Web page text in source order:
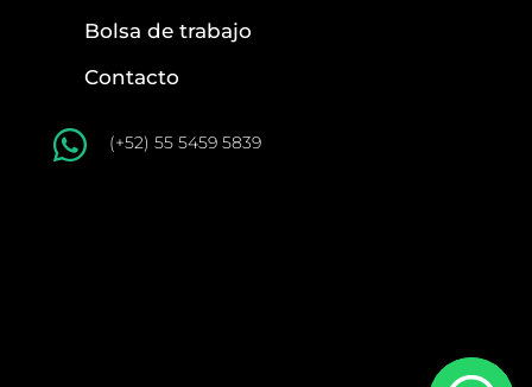
Bolsa de trabajo
Contacto
 (+52) 55 5459 5839
© 2022 Copyright Powered by Communika